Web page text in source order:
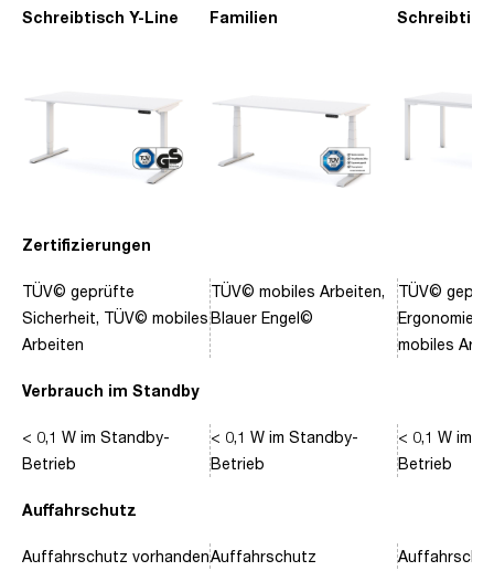
Zertifizierungen
Verbrauch im Standby
Auffahrschutz
Schreibtisch Y-Line
TÜV© geprüfte
Sicherheit, TÜV© mobiles
Arbeiten
< 0,1 W im Standby-
Betrieb
Auffahrschutz vorhanden
Familien
TÜV© mobiles Arbeiten,
Blauer Engel©
< 0,1 W im Standby-
Betrieb
Auffahrschutz
TÜV©
Ergonomie,
mobiles
< 0,1 W im
Betrieb